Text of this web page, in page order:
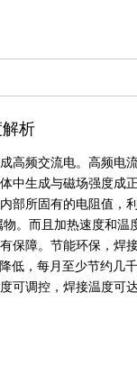
析
高频交流电。高频电
中生成与磁场强度成
部所固有的电阻值，
。而且加热速度和温
保障。节能环保，焊
低，每月至少节约几
可调控，焊接温度可